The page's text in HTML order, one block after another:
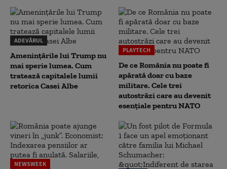
ADEVĂRUL
Amenințările lui Trump nu
mai sperie lumea. Cum
tratează capitalele lumii
retorica Casei Albe
PLAYTECH
De ce România nu poate fi
apărată doar cu baze
militare. Cele trei
autostrăzi care au devenit
esențiale pentru NATO
NEWSWEEK